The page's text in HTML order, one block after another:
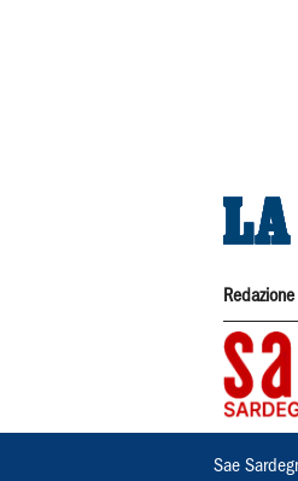
Redazione
Sae